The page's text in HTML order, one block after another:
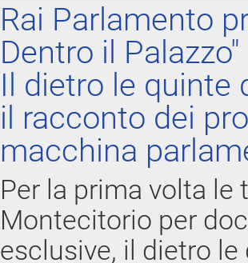
Rai Parlamento
Dentro il Palazzo"
Il dietro le quinte
il racconto dei
macchina
Per la prima volta le
Montecitorio per
esclusive, il dietro